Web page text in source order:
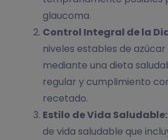
glaucoma.
Control Integral de la
niveles estables de
mediante una dieta
regular y cumplimiento
recetado.
Estilo de Vida Saludable:
de vida saludable que